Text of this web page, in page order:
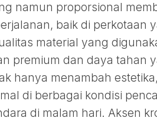
namun proporsional
baik di perkotaan
material yang
premium dan daya tahan
hanya menambah
di berbagai kondisi
di malam hari. Aksen